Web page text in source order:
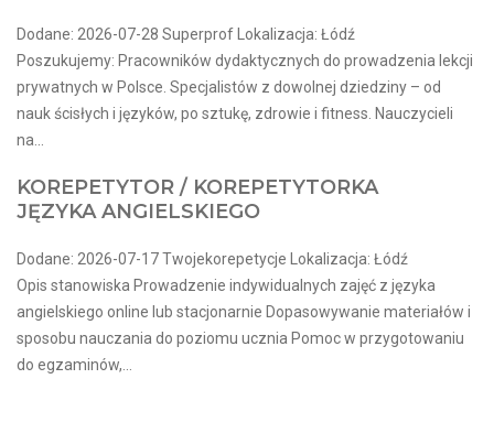
Dodane: 2026-07-28 Superprof Lokalizacja: Łódź
Poszukujemy: Pracowników dydaktycznych do prowadzenia lekcji
prywatnych w Polsce. Specjalistów z dowolnej dziedziny – od
nauk ścisłych i języków, po sztukę, zdrowie i fitness. Nauczycieli
na...
KOREPETYTOR / KOREPETYTORKA
JĘZYKA ANGIELSKIEGO
Dodane: 2026-07-17 Twojekorepetycje Lokalizacja: Łódź
Opis stanowiska Prowadzenie indywidualnych zajęć z języka
angielskiego online lub stacjonarnie Dopasowywanie materiałów i
sposobu nauczania do poziomu ucznia Pomoc w przygotowaniu
do egzaminów,...